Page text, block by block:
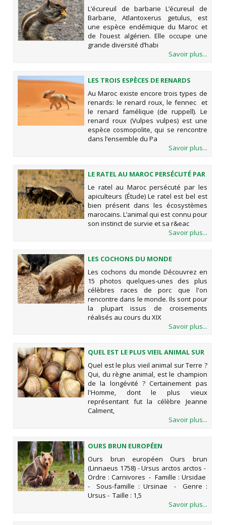
L’écureuil de barbarie L’écureuil de
Barbarie, Atlantoxerus getulus, est
une espèce endémique du Maroc et
de l’ouest algérien. Elle occupe une
grande diversité d’habi
Savoir plus...
LES TROIS ESPÈCES DE RENARDS
MAROCAINS
Au Maroc existe encore trois types de
renards: le renard roux, le fennec et
le renard famélique (de ruppell). Le
renard roux (Vulpes vulpes) est une
espèce cosmopolite, qui se rencontre
dans l’ensemble du Pa
Savoir plus...
LE RATEL AU MAROC PERSÉCUTÉ PAR
LES APICULTEURS (ÉTUDE)
Le ratel au Maroc persécuté par les
apiculteurs (Étude) Le ratel est bel est
bien présent dans les écosystèmes
marocains. L’animal qui est connu pour
son instinct de survie et sa r&eac
Savoir plus...
LES COCHONS DU MONDE
Les cochons du monde Découvrez en
15 photos quelques-unes des plus
célèbres races de porc que l'on
rencontre dans le monde. Ils sont pour
la plupart issus de croisements
réalisés au cours du XIX
Savoir plus...
QUEL EST LE PLUS VIEIL ANIMAL SUR
TERRE ?
Quel est le plus vieil animal sur Terre ?
Qui, du règne animal, est le champion
de la longévité ? Certainement pas
l'Homme, dont le plus vieux
représentant fut la célèbre Jeanne
Calment,
Savoir plus...
OURS BRUN EUROPÉEN
Ours brun européen Ours brun
(Linnaeus 1758) - Ursus arctos arctos -
Ordre : Carnivores - Famille : Ursidae
- Sous-famille : Ursinae - Genre :
Ursus - Taille : 1,5
Savoir plus...